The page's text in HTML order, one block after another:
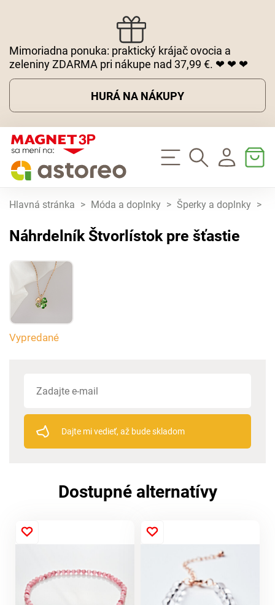
Mimoriadna ponuka: praktický krájač ovocia a
zeleniny ZDARMA pri nákupe nad 37,99 €. ❤ ❤ ❤
HURÁ NA NÁKUPY
Hlavná stránka > Móda a doplnky > Šperky a doplnky >
Náhrdelník Štvorlístok pre šťastie
Vypredané
Dajte mi vedieť, až bude skladom
Dostupné alternatívy